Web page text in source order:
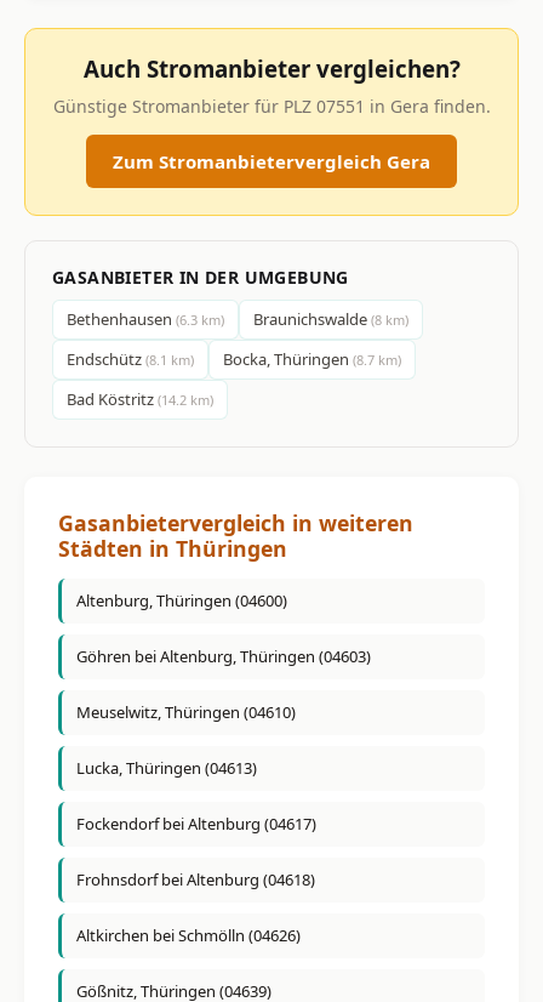
Auch Stromanbieter vergleichen?
Günstige Stromanbieter für PLZ 07551 in Gera finden.
Zum Stromanbietervergleich Gera
GASANBIETER IN DER UMGEBUNG
Bethenhausen (6.3 km) Braunichswalde (8 km)
Endschütz (8.1 km) Bocka, Thüringen (8.7 km)
Bad Köstritz (14.2 km)
Gasanbietervergleich in weiteren
Städten in Thüringen
Altenburg, Thüringen (04600)
Göhren bei Altenburg, Thüringen (04603)
Meuselwitz, Thüringen (04610)
Lucka, Thüringen (04613)
Fockendorf bei Altenburg (04617)
Frohnsdorf bei Altenburg (04618)
Altkirchen bei Schmölln (04626)
Gößnitz, Thüringen (04639)